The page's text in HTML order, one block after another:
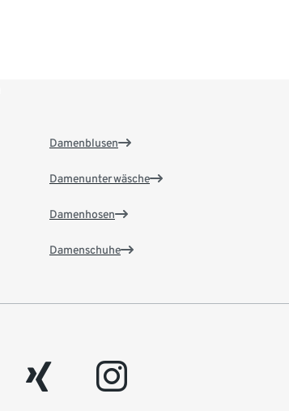
Damenblusen
Damenunterwäsche
Damenhosen
Damenschuhe
xing instagram